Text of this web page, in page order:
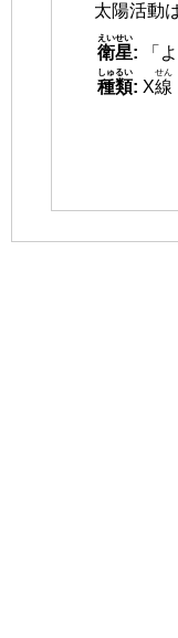
太陽活動
衛星
えいせい
:
「
種類
しゅるい
: X線
せん